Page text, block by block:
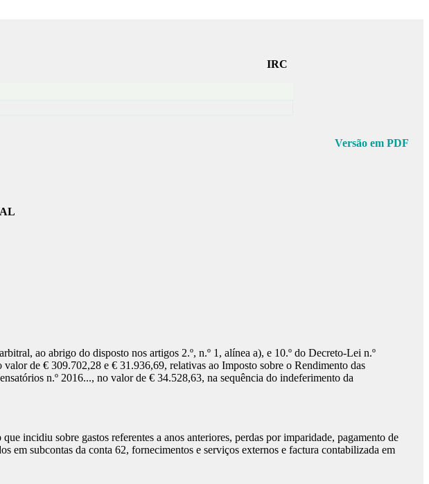
IRC
Versão em PDF
ao abrigo do disposto nos artigos 2.º, n.º 1, alínea a), e 10.º do Decreto-Lei n.º
de € 309.702,28 e € 31.936,69, relativas ao Imposto sobre o Rendimento das
n.º 2016..., no valor de € 34.528,63, na sequência do indeferimento da
incidiu sobre gastos referentes a anos anteriores, perdas por imparidade, pagamento de
subcontas da conta 62, fornecimentos e serviços externos e factura contabilizada em